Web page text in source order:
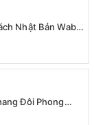
Nhật Bản Wabi-
Đôi Phong